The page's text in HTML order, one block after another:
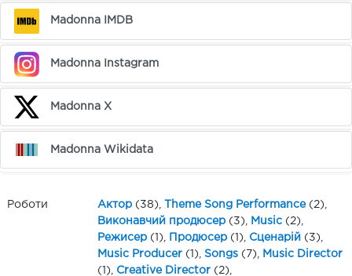
Madonna IMDB
Madonna Instagram
Madonna X
Madonna Wikidata
Роботи Актор (38), Theme Song Performance(2),
Виконавчий продюсер (3), Music (2),
Режисер (1), Продюсер (1), Сценарій (3),
Music Producer (1), Songs (7),
Music Director
(1), Creative Director (2),